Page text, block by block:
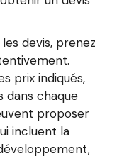
devis, prenez
prix indiqués,
dans chaque
proposer
incluent la